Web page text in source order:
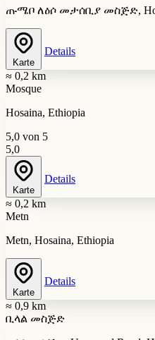
ጡሜቦ ለዕሶ መታሰቢያ መስጅድ,
Karte
Details
≈ 0,2 km
Mosque
Hosaina, Ethiopia
5,0 von 5
5,0
Karte
Details
≈ 0,2 km
Metn
Metn, Hosaina, Ethiopia
Karte
Details
≈ 0,9 km
ቢላል መስጅድ